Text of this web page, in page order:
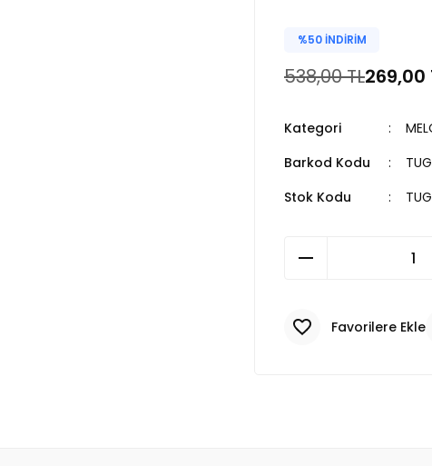
%50 İNDİRİM
538,00 TL269,00
Kategori
Barkod Kodu
Stok Kodu